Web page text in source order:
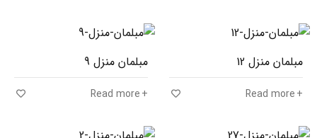
مبلمان منزل 12
Read more
مبلمان منزل 9
Read more